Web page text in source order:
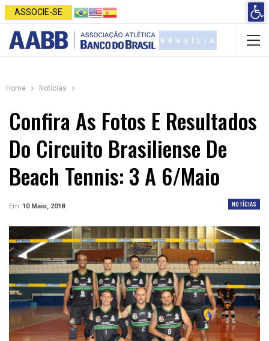
ASSOCIE-SE
Home Notícias
Confira As Fotos E Resultados
Do Circuito Brasiliense De
Beach Tennis: 3 A 6/maio
NOTÍCIAS
Em 10 Maio, 2018